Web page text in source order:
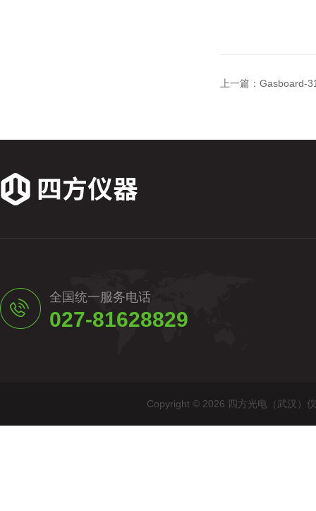
上一篇： Gasboard-
全国统一服务电话
027-81628829
Copyright © 2026 四方光电（武汉）